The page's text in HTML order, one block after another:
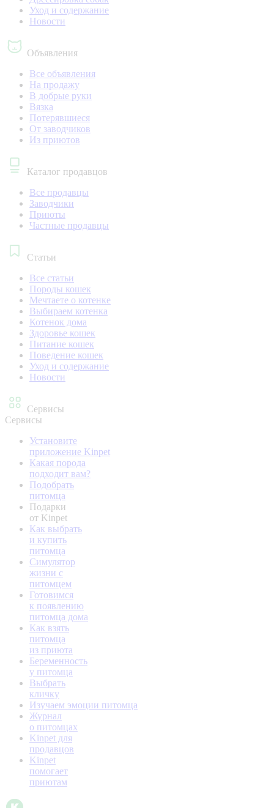
Уход и содержание
Новости
Объявления
Все объявления
На продажу
В добрые руки
Вязка
Потерявшиеся
От заводчиков
Из приютов
Каталог продавцов
Все продавцы
Заводчики
Приюты
Частные продавцы
Статьи
Все статьи
Породы кошек
Мечтаете о котенке
Выбираем котенка
Котенок дома
Здоровье кошек
Питание кошек
Поведение кошек
Уход и содержание
Новости
Сервисы
Сервисы
Установите
приложение Kinpet
Какая порода
подходит вам?
Подобрать
питомца
Подарки
от Kinpet
Как выбрать
и купить
питомца
Симулятор
жизни с
питомцем
Готовимся
к появлению
питомца дома
Как взять
питомца
из приюта
Беременность
у питомца
Выбрать
кличку
Изучаем эмоции питомца
Журнал
о питомцах
Kinpet для
продавцов
Kinpet
помогает
приютам